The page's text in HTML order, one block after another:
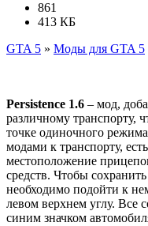
861
413 КБ
GTA 5 » Моды для GTA 5
Persistence 1.6 – мод,
различному транспорту,
точке одиночного
модами к транспорту,
местоположение
средств. Чтобы
необходимо подойти к
левом верхнем углу. Все
синим значком